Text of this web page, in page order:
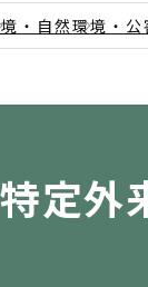
・自然環境・公
定外